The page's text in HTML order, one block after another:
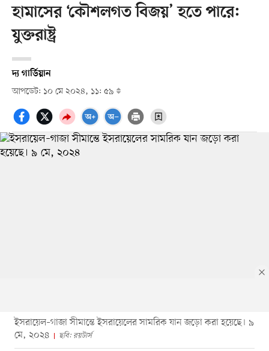
হামাসের ‘কৌশলগত বিজয়’ হতে পারে:
যুক্তরাষ্ট্র
দ্য গার্ডিয়ান
আপডেট: ১০ মে ২০২৪, ১১: ৫৯
ইসরায়েল–গাজা সীমান্তে ইসরায়েলের সামরিক যান জড়ো করা হয়েছে। ৯
মে, ২০২৪
ছবি: রয়টার্স